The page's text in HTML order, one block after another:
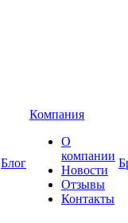
Блог
Компания
О
компании
Новости
Отзывы
Контакты